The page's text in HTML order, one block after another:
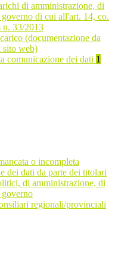
di amministrazione, di
di cui all'art. 14, co.
n. 33/2013
(documentazione da
sito web)
comunicazione dei dati 1
o incompleta
dei dati da parte dei titolari
di amministrazione, di
regionali/provinciali